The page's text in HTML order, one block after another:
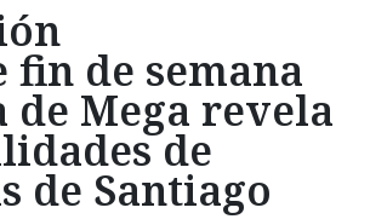
de semana
Mega revela
de
de Santiago